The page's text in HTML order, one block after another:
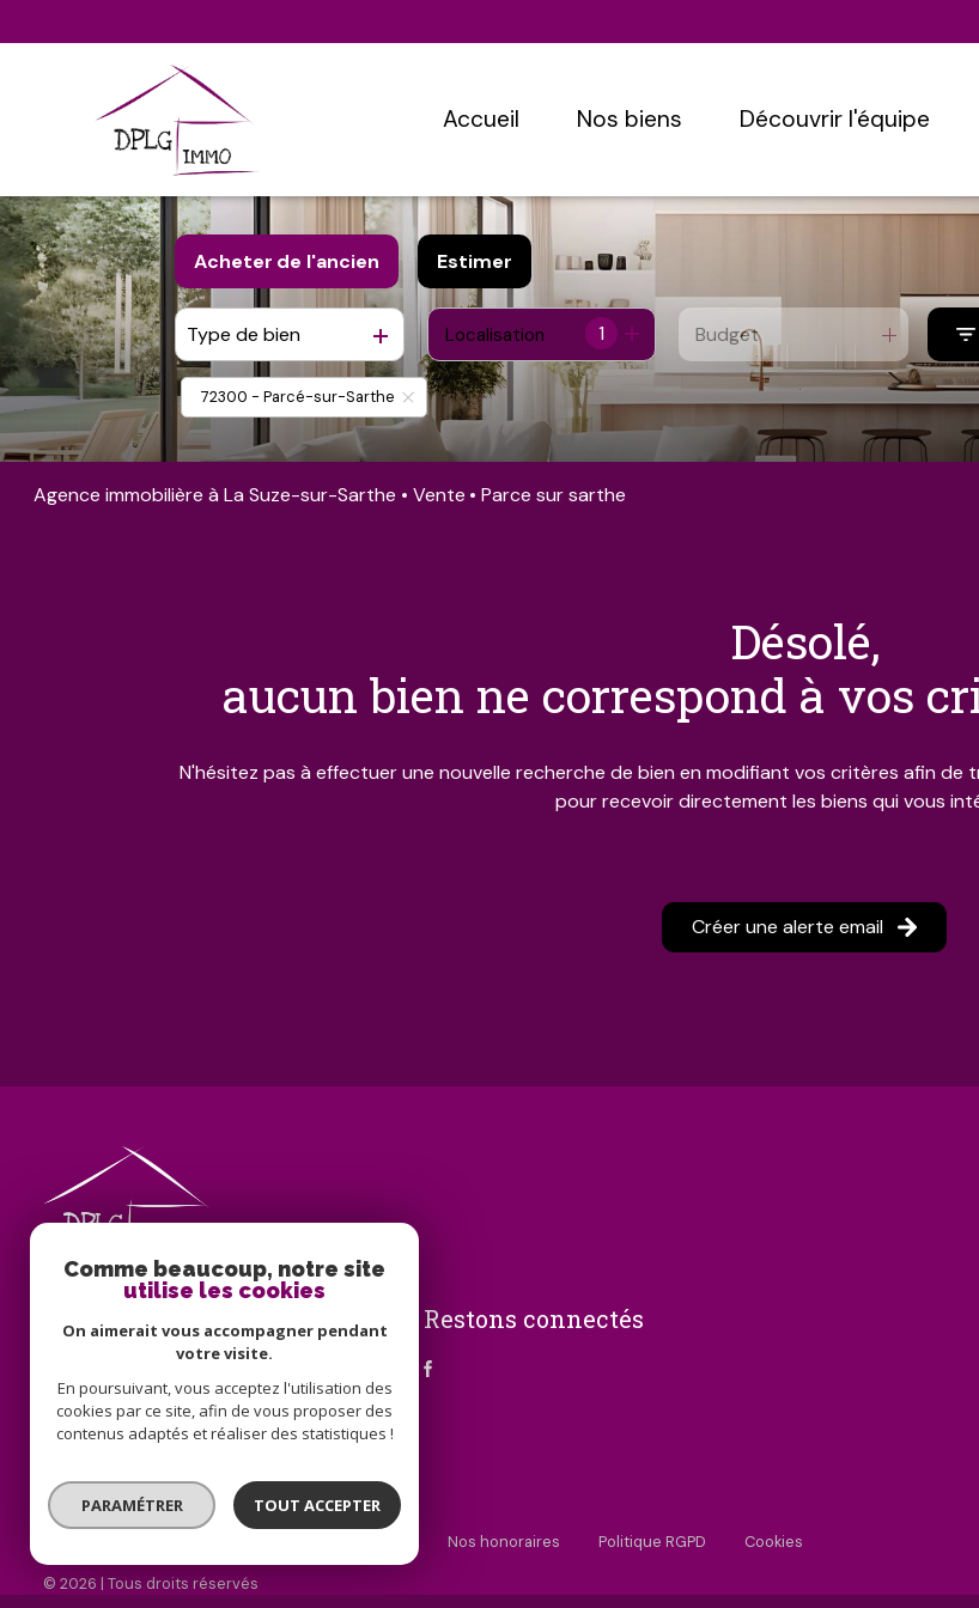
accueil nos biens découvrir l'équipe
Acheter de l'ancien
De l'ancien
Du neuf
Estimer
Type de bien 1
Localisation Budget
72300 - Parcé-sur-Sarthe
Agence immobilière à La Suze-sur-Sarthe Vente Parce sur sarthe
désolé,
aucun bien ne correspond à vos
N'hésitez pas à effectuer une nouvelle recherche de bien en modifiant vos critères afin de
pour recevoir directement les biens qui vous
Créer une alerte email
DPLG IMMO
info@dplg-immo.fr
25 place du Marché
Restons connectés
Nos honoraires Politique RGPD Cookies
© 2026 | Tous droits réservés
Comme beaucoup, notre site
utilise les cookies
On aimerait vous accompagner pendant
votre visite.
En poursuivant, vous acceptez l'utilisation des
cookies par ce site, afin de vous proposer des
contenus adaptés et réaliser des statistiques !
PARAMÉTRER TOUT ACCEPTER